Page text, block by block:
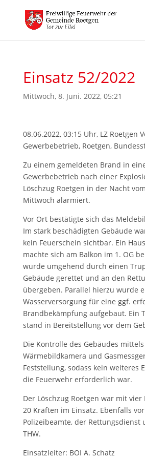
Einsatz 52/2022
Mittwoch, 8. Juni. 2022, 05:21
08.06.2022, 03:15 Uhr, LZ Roetgen
Gewerbebetrieb, Roetgen,
Zu einem gemeldeten Brand in
Gewerbebetrieb nach einer
Löschzug Roetgen in der Nacht
Mittwoch alarmiert.
Vor Ort bestätigte sich das
Im stark beschädigten Gebäude
kein Feuerschein sichtbar. Ein
machte sich am Balkon im 1. OG
wurde umgehend durch einen
Gebäude gerettet und an den
übergeben. Parallel hierzu wurde
Wasserversorgung für eine ggf.
Brandbekämpfung aufgebaut. Ein
stand in Bereitstellung vor dem
Die Kontrolle des Gebäudes mittels
Wärmebildkamera und
Feststellung, sodass kein weiteres
die Feuerwehr erforderlich war.
Der Löschzug Roetgen war mit
20 Kräften im Einsatz. Ebenfalls
Polizeibeamte, der Rettungsdienst
THW.
Einsatzleiter: BOI A. Schatz